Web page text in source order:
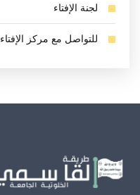
لجنة الإفتاء
للتواصل مع مركز الإفتاء